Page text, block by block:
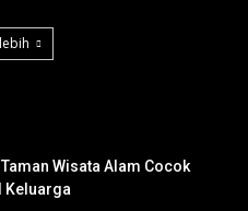
Wisata Alam Cocok
Keluarga